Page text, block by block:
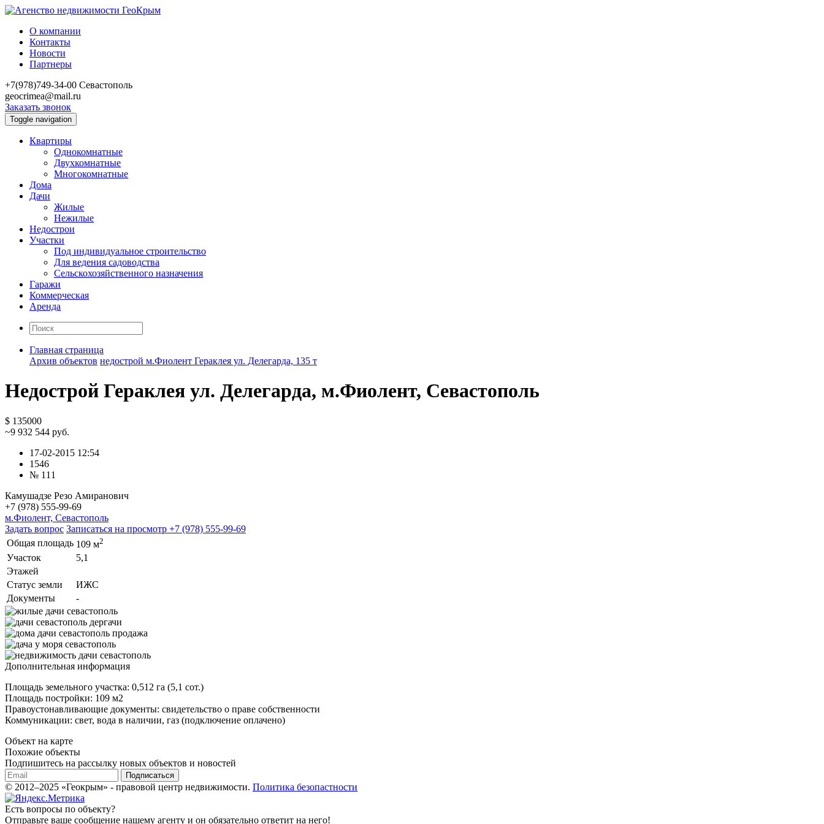
О компании
Контакты
Новости
Партнеры
+7(978)749-34-00 Севастополь
geocrimea@mail.ru
Заказать звонок
Toggle navigation
Квартиры
Однокомнатные
Двухкомнатные
Многокомнатные
Дома
Дачи
Жилые
Нежилые
Недострои
Участки
Под индивидуальное строительство
Для ведения садоводства
Сельскохозяйственного назначения
Гаражи
Коммерческая
Аренда
Главная страница
Архив объектов недострой м.Фиолент Гераклея ул. Делегарда, 135 т
Недострой Гераклея ул. Делегарда, м.Фиолент, Севастополь
$ 135000
~9 932 544 руб.
17-02-2015 12:54
1546
№ 111
Камушадзе Резо Амиранович
+7 (978) 555-99-69
м.Фиолент, Севастополь
Задать вопрос Записаться на просмотр +7 (978) 555-99-69
Общая площадь 109 м2
Участок
5,1
Этажей
Статус земли
ИЖС
Документы
-
Дополнительная информация
Площадь земельного участка: 0,512 га (5,1 сот.)
Площадь постройки: 109 м2
Правоустонавливающие документы: свидетельство о праве собственности
Коммуникации: свет, вода в наличии, газ (подключение оплачено)
Объект на карте
Похожие объекты
Подпишитесь на рассылку новых объектов и новостей
Подписаться
© 2012–2025 «Геокрым» - правовой центр недвижимости. Политика безопастности
Есть вопросы по объекту?
Отправьте ваше сообщение нашему агенту и он обязательно ответит на него!